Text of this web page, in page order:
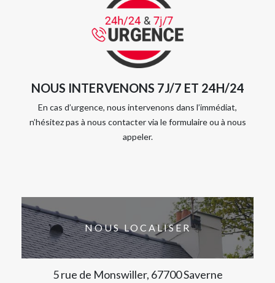
NOUS INTERVENONS 7J/7 ET 24H/24
En cas d’urgence, nous intervenons dans l’immédiat,
n’hésitez pas à nous contacter via le formulaire ou à nous
appeler.
NOUS LOCALISER
5 rue de Monswiller, 67700 Saverne